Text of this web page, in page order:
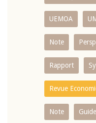
UEMOA
Note
Rapport
Revue
Note Guide